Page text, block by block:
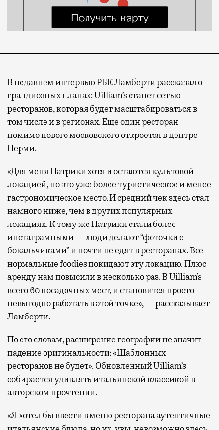
В недавнем интервью РБК Ламбертирассказало
грандиозных планах: Uilliam’s станет сетью
ресторанов, которая будет масштабироваться в
том числе и в регионах. Еще один ресторан
помимо нового московского откроется в центре
Перми.
«Для меня Патрики хотя и остаются культовой
локацией, но это уже более туристическое и менее
гастрономическое место. И средний чек здесь стал
намного ниже, чем в других популярных
локациях. К тому же Патрики стали более
инстаграмными — люди делают “фоточки с
бокальчиками” и почти не едят в ресторанах. Все
нормальные foodies покидают эту локацию. Плюс
аренду нам повысили в несколько раз. В Uilliam’s
всего 60 посадочных мест, и становится просто
невыгодно работать в этой точке», — рассказывает
Ламберти.
По его словам, расширение географии не значит
падение оригинальности: «Шаблонных
ресторанов не будет». Обновленный Uilliam’s
собирается удивлять итальянской классикой в
авторском прочтении.
«Я хотел бы ввести в меню ресторана аутентичные